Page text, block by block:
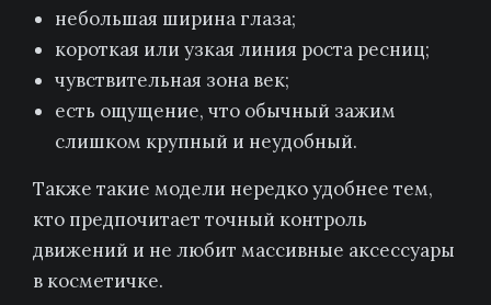
небольшая ширина глаза;
короткая или узкая линия роста ресниц;
чувствительная зона век;
есть ощущение, что обычный зажим
слишком крупный и неудобный.
Также такие модели нередко удобнее тем,
кто предпочитает точный контроль
движений и не любит массивные аксессуары
в косметичке.